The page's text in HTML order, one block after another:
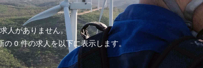
人がありません。
の 0 件の求人を以下に表示します。